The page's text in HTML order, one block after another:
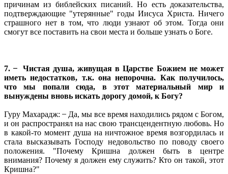
причинам из библейских писаний. Но есть доказательства,
подтверждающие "утерянные" годы Иисуса Христа. Ничего
страшного нет в том, что люди узнают об этом. Тогда они
смогут все поставить на свои места и больше узнать о Боге.
7. ̶ Чистая душа, живущая в Царстве Божием не может
иметь недостатков, т.к. она непорочна. Как получилось,
что мы попали сюда, в этот материальный мир и
вынуждены вновь искать дорогу домой, к Богу?
Гуру Махарадж: ̶ Да, мы все время находились рядом с Богом,
и он распространял на нас свою трансцендентную любовь. Но
в какой-то момент душа на ничтожное время возгордилась и
стала высказывать Господу недовольство по поводу своего
положения. "Почему Кришна должен быть в центре
внимания? Почему я должен ему служить? Кто он такой, этот
Кришна?"